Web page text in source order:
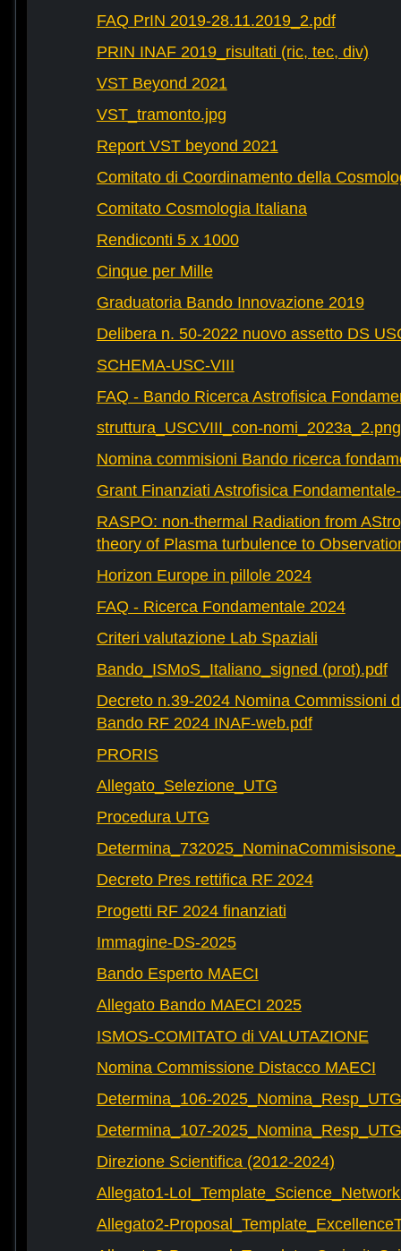
FAQ PrIN 2019-28.11.2019_2.pdf
PRIN INAF 2019_risultati (ric, tec, div)
VST Beyond 2021
VST_tramonto.jpg
Report VST beyond 2021
Comitato di Coordinamento della
Comitato Cosmologia Italiana
Rendiconti 5 x 1000
Cinque per Mille
Graduatoria Bando Innovazione 2019
Delibera n. 50-2022 nuovo assetto DS
SCHEMA-USC-VIII
FAQ - Bando Ricerca Astrofisica
struttura_USCVIII_con-nomi_2023a_2.png
Nomina commisioni Bando ricerca
Grant Finanziati Astrofisica
RASPO: non-thermal Radiation from
theory of Plasma turbulence to
Horizon Europe in pillole 2024
FAQ - Ricerca Fondamentale 2024
Criteri valutazione Lab Spaziali
Bando_ISMoS_Italiano_signed (prot).pdf
Decreto n.39-2024 Nomina Commissioni
Bando RF 2024 INAF-web.pdf
PRORIS
Allegato_Selezione_UTG
Procedura UTG
Decreto Pres rettifica RF 2024
Progetti RF 2024 finanziati
Immagine-DS-2025
Bando Esperto MAECI
Allegato Bando MAECI 2025
ISMOS-COMITATO di VALUTAZIONE
Nomina Commissione Distacco MAECI
Determina_106-
Determina_107-
Direzione Scientifica (2012-2024)
Allegato1-
Allegato2-